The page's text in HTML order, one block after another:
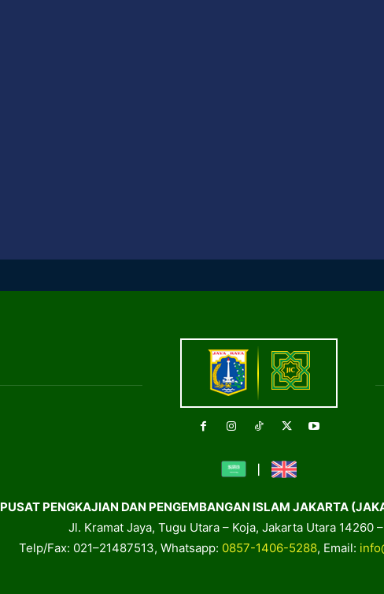
PUSAT PENGKAJIAN DAN PENGEMBANGAN ISLAM JAKARTA
Jl. Kramat Jaya, Tugu Utara – Koja, Jakarta Utara 14260
Telp/Fax: 021–21487513, Whatsapp: 0857-1406-5288, Email: